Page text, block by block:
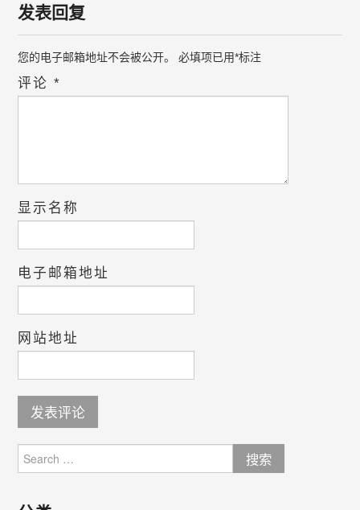
发表回复
您的电子邮箱地址不会被公开。 必填项已用*标注
评论*
显示名称
电子邮箱地址
网站地址
Search
for: